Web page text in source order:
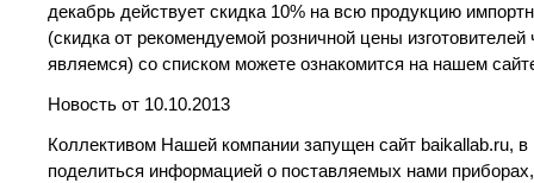
декабрь действует скидка 10% на всю продукцию
(скидка от рекомендуемой розничной цены
являемся) со списком можете ознакомится на нашем
Новость от 10.10.2013
Коллективом Нашей компании запущен сайт baikallab.ru,
поделиться информацией о поставляемых нами